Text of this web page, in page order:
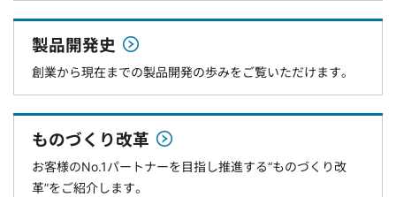
製品開発史
創業から現在までの製品開発の歩みをご覧いただけます。
ものづくり改革
お客様のNo.1パートナーを目指し推進する“ものづくり改
革”をご紹介します。